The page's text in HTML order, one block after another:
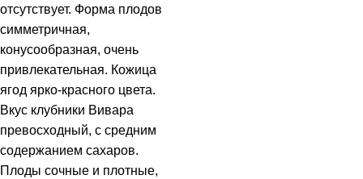
отсутствует. Форма плодов
симметричная,
конусообразная, очень
привлекательная. Кожица
ягод ярко-красного цвета.
Вкус клубники Вивара
превосходный, с средним
содержанием сахаров.
Плоды сочные и плотные,